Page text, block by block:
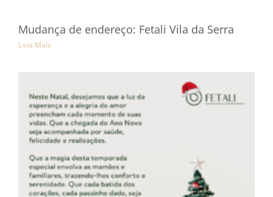
Mudança de endereço: Fetali Vila da Serra
Leia Mais